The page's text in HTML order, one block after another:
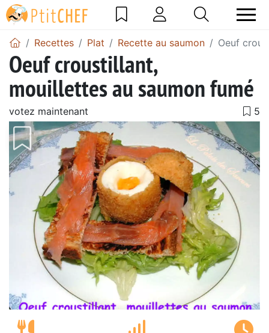
Recettes Plat Recette au saumon Oeuf
Oeuf croustillant,
mouillettes au saumon fumé
votez maintenant